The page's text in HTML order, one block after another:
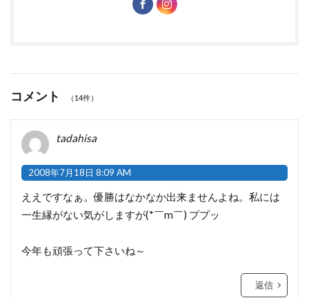
コメント （14件）
tadahisa
2008年7月18日 8:09 AM
ええですなぁ。優勝はなかなか出来ませんよね。私には
一生縁がない気がしますが(*￣m￣) ププッ
今年も頑張って下さいね～
返信